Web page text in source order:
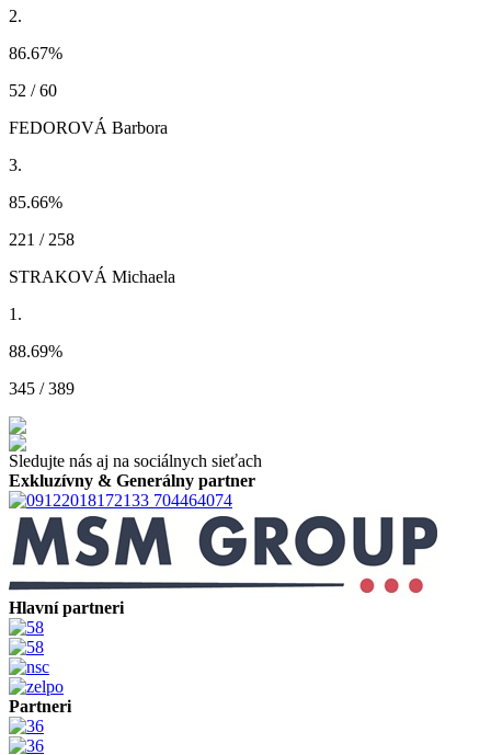
2.
86.67%
52 / 60
FEDOROVÁ Barbora
3.
85.66%
221 / 258
STRAKOVÁ Michaela
1.
88.69%
345 / 389
Sledujte nás aj na sociálnych sieťach
Exkluzívny & Generálny partner
Hlavní partneri
Partneri